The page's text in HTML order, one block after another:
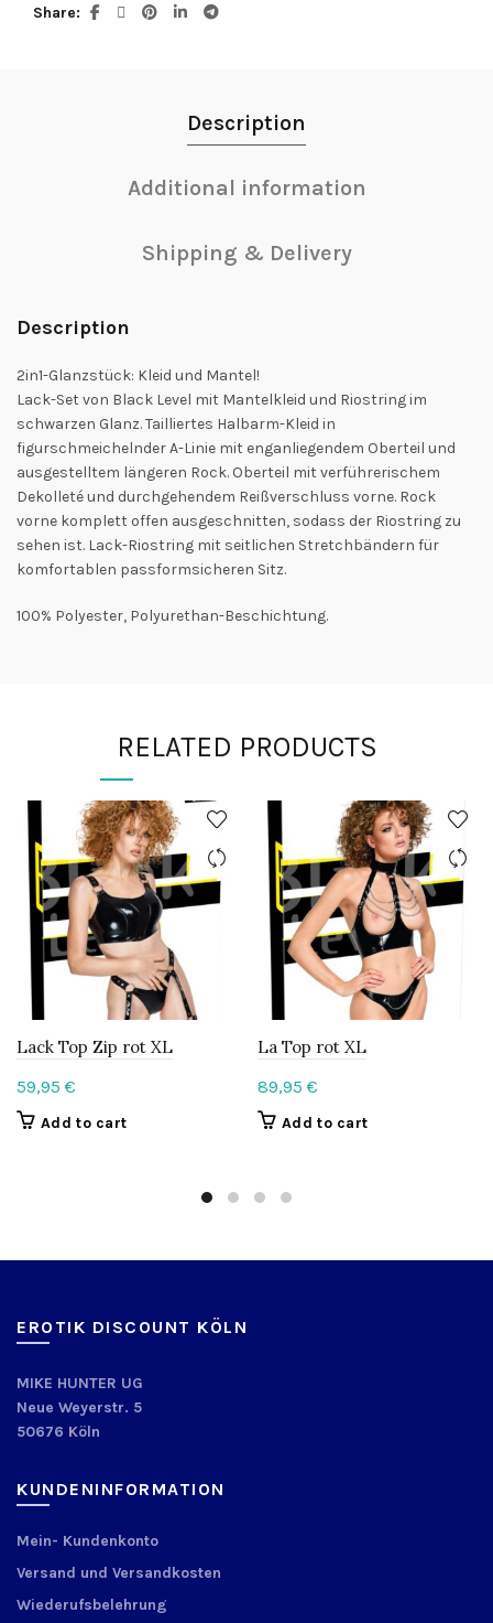
Share
Description
Additional information
Shipping & Delivery
Description
2in1-Glanzstück: Kleid und Mantel!
Lack-Set von Black Level mit Mantelkleid und Riostring im
schwarzen Glanz. Tailliertes Halbarm-Kleid in
figurschmeichelnder A-Linie mit enganliegendem Oberteil und
ausgestelltem längeren Rock. Oberteil mit verführerischem
Dekolleté und durchgehendem Reißverschluss vorne. Rock
vorne komplett offen ausgeschnitten, sodass der Riostring zu
sehen ist. Lack-Riostring mit seitlichen Stretchbändern für
komfortablen passformsicheren Sitz.
100% Polyester, Polyurethan-Beschichtung.
RELATED PRODUCTS
Lack Top Zip rot XL
59,95 €
Add to cart
La Top rot XL
89,95 €
Add to cart
EROTIK DISCOUNT KÖLN
MIKE HUNTER UG
Neue Weyerstr. 5
50676 Köln
KUNDENINFORMATION
Mein- Kundenkonto
Versand und Versandkosten
Wiederufsbelehrung